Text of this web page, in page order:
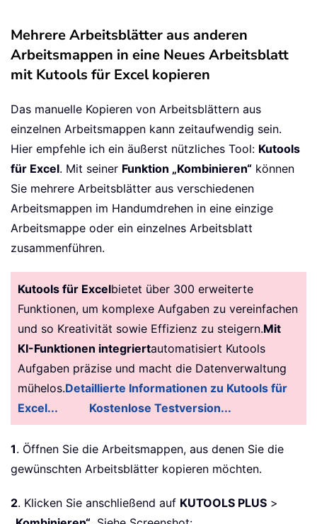
Mehrere Arbeitsblätter aus anderen
Arbeitsmappen in eine Neues Arbeitsblatt
mit Kutools für Excel kopieren
Das manuelle Kopieren von Arbeitsblättern aus
einzelnen Arbeitsmappen kann zeitaufwendig sein.
Hier empfehle ich ein äußerst nützliches Tool: Kutools
für Excel. Mit seiner Funktion „Kombinieren“ können
Sie mehrere Arbeitsblätter aus verschiedenen
Arbeitsmappen im Handumdrehen in eine einzige
Arbeitsmappe oder ein einzelnes Arbeitsblatt
zusammenführen.
Kutools für Excelbietet über 300 erweiterte
Funktionen, um komplexe Aufgaben zu vereinfachen
und so Kreativität sowie Effizienz zu steigern.Mit
KI-Funktionen integriertautomatisiert Kutools
Aufgaben präzise und macht die Datenverwaltung
mühelos.Detaillierte Informationen zu Kutools für
Excel...
Kostenlose Testversion...
1. Öffnen Sie die Arbeitsmappen, aus denen Sie die
gewünschten Arbeitsblätter kopieren möchten.
2. Klicken Sie anschließend auf KUTOOLS PLUS >